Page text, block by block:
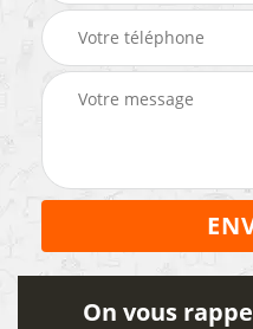
On vous